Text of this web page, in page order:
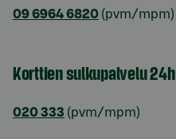
09 6964 6820 (pvm/mpm)
Korttien sulkupalvelu 24h
020 333 (pvm/mpm)